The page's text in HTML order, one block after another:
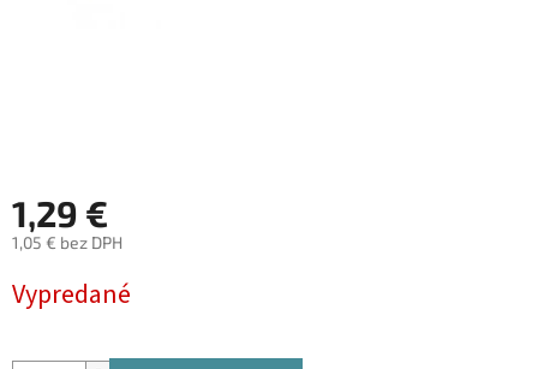
1,29 €
1,05 € bez DPH
cena:
Vypredané